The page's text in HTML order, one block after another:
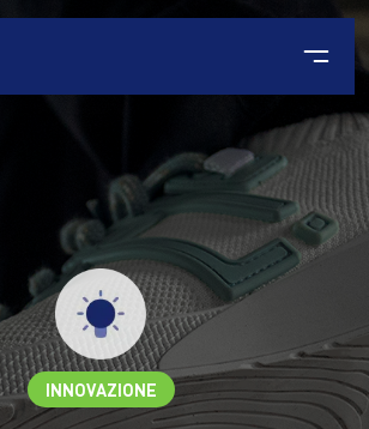
INNOVAZIONE